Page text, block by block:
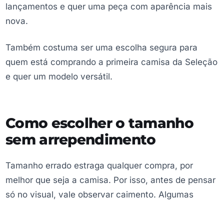
lançamentos e quer uma peça com aparência mais
nova.
Também costuma ser uma escolha segura para
quem está comprando a primeira camisa da Seleção
e quer um modelo versátil.
Como escolher o tamanho
sem arrependimento
Tamanho errado estraga qualquer compra, por
melhor que seja a camisa. Por isso, antes de pensar
só no visual, vale observar caimento. Algumas